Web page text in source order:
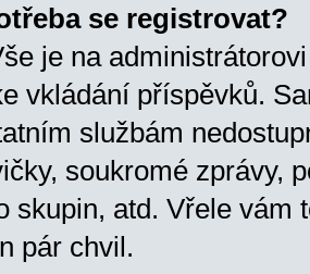
se registrovat?
je na
vkládání příspěvků.
službám
soukromé zprávy,
skupin, atd. Vřele vám
pár chvil.